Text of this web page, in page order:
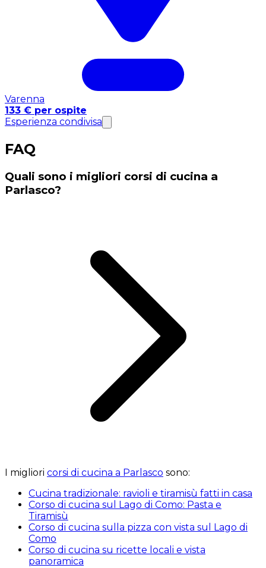
Varenna
133 € per ospite
Esperienza condivisa
FAQ
Quali sono i migliori corsi di cucina a
Parlasco?
I migliori corsi di cucina a Parlasco sono:
Cucina tradizionale: ravioli e tiramisù fatti in casa
Corso di cucina sul Lago di Como: Pasta e
Tiramisù
Corso di cucina sulla pizza con vista sul Lago di
Como
Corso di cucina su ricette locali e vista
panoramica